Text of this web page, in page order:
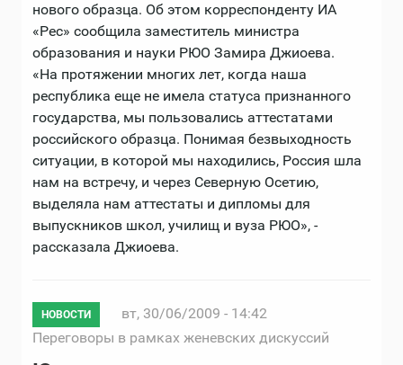
нового образца. Об этом корреспонденту ИА
«Рес» сообщила заместитель министра
образования и науки РЮО Замира Джиоева.
«На протяжении многих лет, когда наша
республика еще не имела статуса признанного
государства, мы пользовались аттестатами
российского образца. Понимая безвыходность
ситуации, в которой мы находились, Россия шла
нам на встречу, и через Северную Осетию,
выделяла нам аттестаты и дипломы для
выпускников школ, училищ и вуза РЮО», -
рассказала Джиоева.
НОВОСТИ
вт, 30/06/2009 - 14:42
Переговоры в рамках женевских дискуссий